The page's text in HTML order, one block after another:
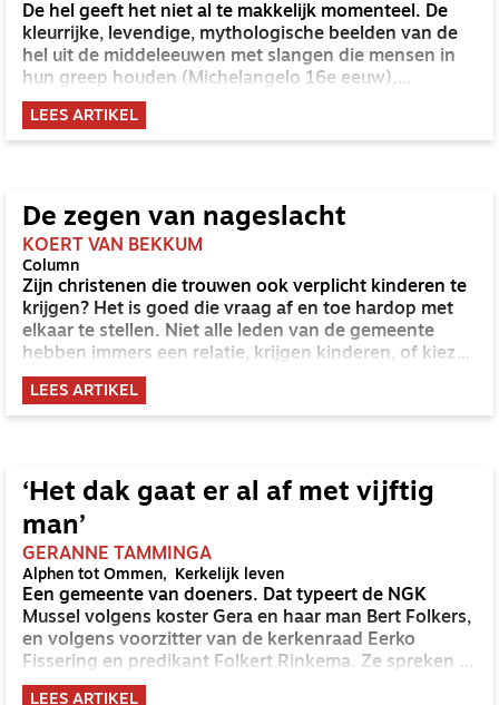
De hel geeft het niet al te makkelijk momenteel. De
kleurrijke, levendige, mythologische beelden van de
hel uit de middeleeuwen met slangen die mensen in
hun greep houden (Michelangelo 16e eeuw),
fabeldieren die verlorenen plagen (Van Eyck, 15e
eeuw) duiveltjes met vleugeltjes en een moddervette
blauwe Satan met hoorntjes en een staart die
het de ziel doet huiveren voor iets wat verschrikkelijk
en ontzagwekkend tegelijk is.
LEES ARTIKEL
De zegen van nageslacht
KOERT VAN BEKKUM
Column
Zijn christenen die trouwen ook verplicht kinderen te
krijgen? Het is goed die vraag af en toe hardop met
elkaar te stellen. Niet alle leden van de gemeente
hebben immers een relatie, krijgen kinderen, of kiezen
daarvoor. Bovendien geldt in het Nieuwe Testament
niet de eigen (groot)familie, maar de gemeente als
Gods nieuwe gezin: dát is de bruid van de Heer.
7; zie ook: Mat. 19:1–12; Ef. 5:21–33). Bovendien,
hoe verantwoord is het kinderen te krijgen met alle
uitbuiting van de aarde, klimaatverandering en
geopolitieke spanningen? Mag je het je kinderen
aandoen op te groeien met een donker
toekomstperspectief?
LEES ARTIKEL
‘Het dak gaat er al af met vijftig
man’
GERANNE TAMMINGA
Alphen tot Ommen Kerkelijk leven
Een gemeente van doeners. Dat typeert de NGK
Mussel volgens koster Gera en haar man Bert Folkers,
en volgens voorzitter van de kerkenraad Eerko
Fissering en predikant Folkert Rinkema. Ze spreken in
dit interview met elkaar door over krimpen zonder te
LEES ARTIKEL